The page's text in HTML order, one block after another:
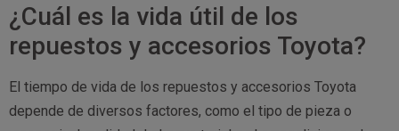
¿Cuál es la vida útil de los
repuestos y accesorios Toyota?
El tiempo de vida de los repuestos y accesorios Toyota
depende de diversos factores, como el tipo de pieza o